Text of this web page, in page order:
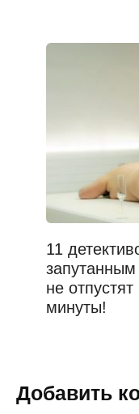
11
не
минуты!
Добавить